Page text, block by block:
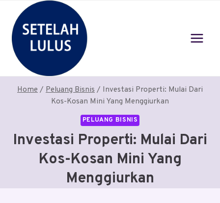
content
Home / Peluang Bisnis / Investasi Properti: Mulai Dari
Kos-Kosan Mini Yang Menggiurkan
PELUANG BISNIS
Investasi Properti: Mulai Dari
Kos-Kosan Mini Yang
Menggiurkan